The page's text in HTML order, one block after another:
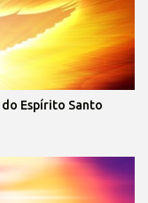
Espírito Santo